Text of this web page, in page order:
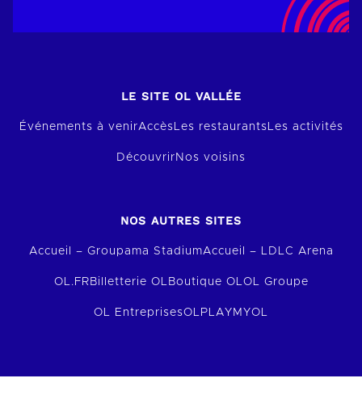
LE SITE OL VALLÉE
Événements à venirAccèsLes restaurantsLes activités
Découvrir Nos voisins
NOS AUTRES SITES
Accueil – Groupama StadiumAccueil – LDLC Arena
OL.FR Billetterie OL Boutique OLOL Groupe
OL EntreprisesOLPLAY MYOL